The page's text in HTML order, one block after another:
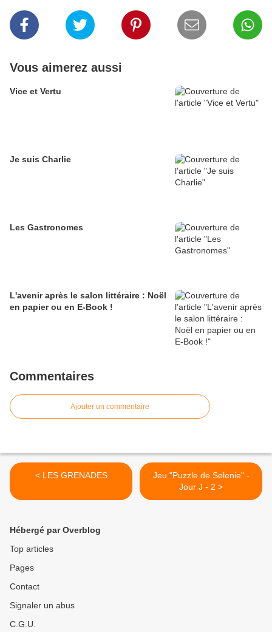
Vous aimerez aussi
Vice et Vertu
Je suis Charlie
Les Gastronomes
L'avenir après le salon littéraire : Noël
en papier ou en E-Book !
Commentaires
Ajouter un commentaire
< LES GRENADES
Jeu "Puzzle de Selenie" -
Jour J - 2 >
Hébergé par Overblog
Top articles
Pages
Contact
Signaler un abus
C.G.U.